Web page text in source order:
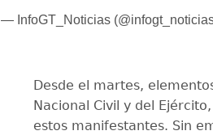
— InfoGT_Noticias
Desde el martes,
Nacional Civil y del
estos manifestantes. Sin